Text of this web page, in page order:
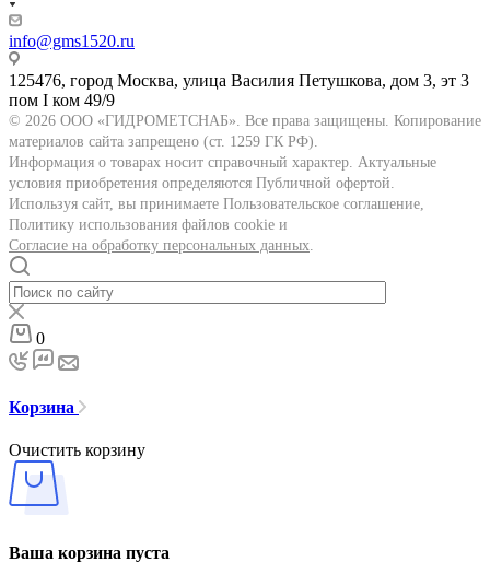
info@gms1520.ru
125476, город Москва, улица Василия Петушкова, дом 3, эт 3
пом I ком 49/9
© 2026 ООО «ГИДРОМЕТСНАБ». Все права защищены. Копирование
материалов сайта запрещено (ст. 1259 ГК РФ).
Информация о товарах носит справочный характер. Актуальные
условия приобретения определяются Публичной офертой.
Используя сайт, вы принимаете Пользовательское соглашение,
Политику использования файлов cookie и
Согласие на обработку персональных данных
0
Корзина
Очистить корзину
Ваша корзина пуста